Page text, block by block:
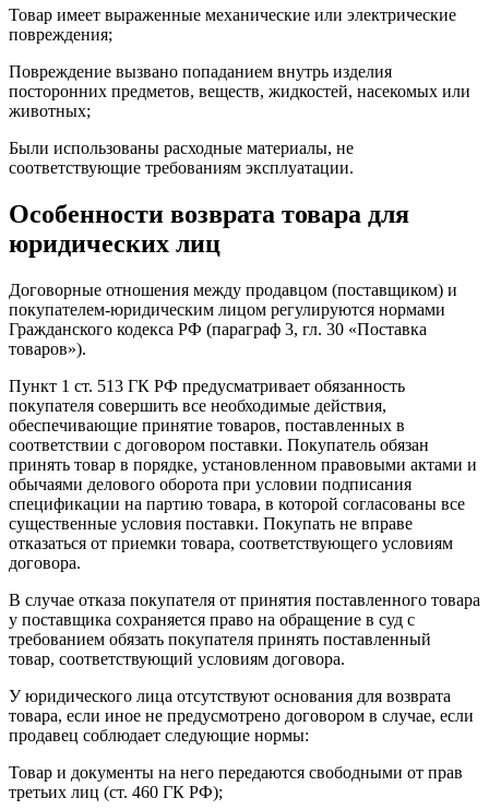
Товар имеет выраженные механические или электрические
повреждения;
Повреждение вызвано попаданием внутрь изделия
посторонних предметов, веществ, жидкостей, насекомых или
животных;
Были использованы расходные материалы, не
соответствующие требованиям эксплуатации.
Особенности возврата товара для
юридических лиц
Договорные отношения между продавцом (поставщиком) и
покупателем-юридическим лицом регулируются нормами
Гражданского кодекса РФ (параграф 3, гл. 30 «Поставка
товаров»).
Пункт 1 ст. 513 ГК РФ предусматривает обязанность
покупателя совершить все необходимые действия,
обеспечивающие принятие товаров, поставленных в
соответствии с договором поставки. Покупатель обязан
принять товар в порядке, установленном правовыми актами и
обычаями делового оборота при условии подписания
спецификации на партию товара, в которой согласованы все
существенные условия поставки. Покупать не вправе
отказаться от приемки товара, соответствующего условиям
договора.
В случае отказа покупателя от принятия поставленного товара
у поставщика сохраняется право на обращение в суд с
требованием обязать покупателя принять поставленный
товар, соответствующий условиям договора.
У юридического лица отсутствуют основания для возврата
товара, если иное не предусмотрено договором в случае, если
продавец соблюдает следующие нормы:
Товар и документы на него передаются свободными от прав
третьих лиц (ст. 460 ГК РФ);